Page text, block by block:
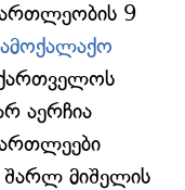
9
აერჩია
შარლ მიშელის